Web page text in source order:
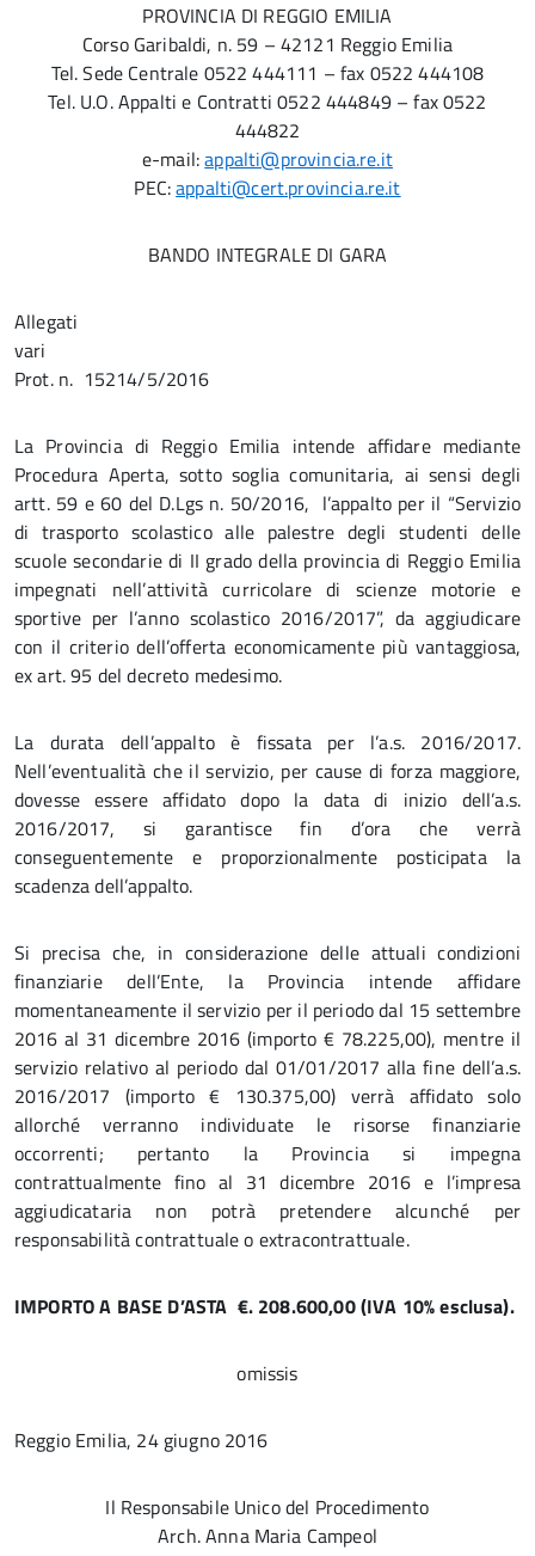
PROVINCIA DI REGGIO EMILIA
Corso Garibaldi, n. 59 – 42121 Reggio Emilia
Tel. Sede Centrale 0522 444111 – fax 0522 444108
Tel. U.O. Appalti e Contratti 0522 444849 – fax 0522
444822
e-mail:appalti@provincia.re.it
PEC:appalti@cert.provincia.re.it
BANDO INTEGRALE DI GARA
Allegati
Prot. n. 15214/5/2016
La Provincia di Reggio Emilia intende affidare mediante
Procedura Aperta, sotto soglia comunitaria, ai sensi degli
artt. 59 e 60 del D.Lgs n. 50/2016, l’appalto per il “Servizio
di trasporto scolastico alle palestre degli studenti delle
scuole secondarie di II grado della provincia di Reggio Emilia
impegnati nell’attività curricolare di scienze motorie e
sportive per l’anno scolastico 2016/2017”, da aggiudicare
con il criterio dell’offerta economicamente più vantaggiosa,
ex art. 95 del decreto medesimo.
La durata dell’appalto è fissata per l’a.s. 2016/2017.
Nell’eventualità che il servizio, per cause di forza maggiore,
dovesse essere affidato dopo la data di inizio dell’a.s.
2016/2017, si garantisce fin d’ora che verrà
conseguentemente e proporzionalmente posticipata la
scadenza dell’appalto.
Si precisa che, in considerazione delle attuali condizioni
finanziarie dell’Ente, la Provincia intende affidare
momentaneamente il servizio per il periodo dal 15 settembre
2016 al 31 dicembre 2016 (importo € 78.225,00), mentre il
servizio relativo al periodo dal 01/01/2017 alla fine dell’a.s.
2016/2017 (importo € 130.375,00) verrà affidato solo
allorché verranno individuate le risorse finanziarie
occorrenti; pertanto la Provincia si impegna
contrattualmente fino al 31 dicembre 2016 e l’impresa
aggiudicataria non potrà pretendere alcunché per
responsabilità contrattuale o extracontrattuale.
IMPORTO A BASE D’ASTA €. 208.600,00 (IVA 10% esclusa).
omissis
Reggio Emilia, 24 giugno 2016
Il Responsabile Unico del Procedimento
Arch. Anna Maria Campeol